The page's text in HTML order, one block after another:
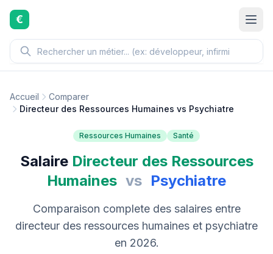
Aller au contenu principal
€
Accueil
Comparer
Directeur des Ressources Humaines vs Psychiatre
Ressources Humaines Santé
Salaire Directeur des Ressources
Humaines vs Psychiatre
Comparaison complete des salaires entre
directeur des ressources humaines et psychiatre
en 2026.